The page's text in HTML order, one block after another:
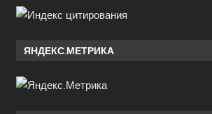
ЯНДЕКС.МЕТРИКА